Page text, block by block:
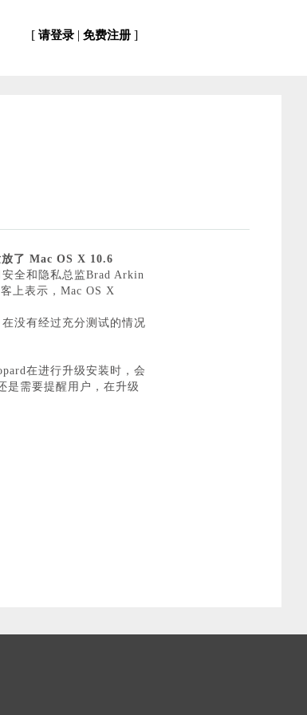
[ 请登录 | 免费注册 ]
了 Mac OS X 10.6
全和隐私总监Brad Arkin
上表示，Mac OS X
没有经过充分测试的情况
在进行升级安装时，会
是需要提醒用户，在升级